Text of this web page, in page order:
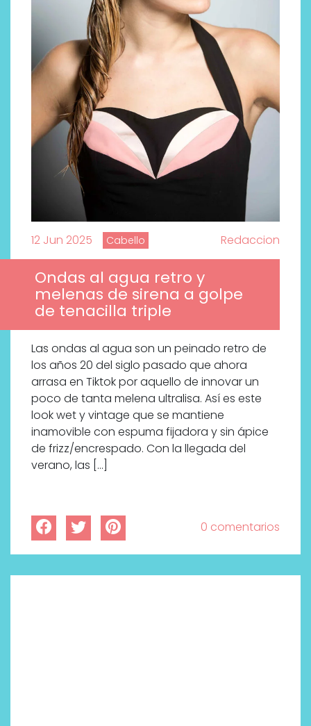
12 Jun 2025 Cabello Redaccion
Ondas al agua retro y
melenas de sirena a golpe
de tenacilla triple
Las ondas al agua son un peinado retro de
los años 20 del siglo pasado que ahora
arrasa en Tiktok por aquello de innovar un
poco de tanta melena ultralisa. Así es este
look wet y vintage que se mantiene
inamovible con espuma fijadora y sin ápice
de frizz/encrespado. Con la llegada del
verano, las […]
0 comentarios